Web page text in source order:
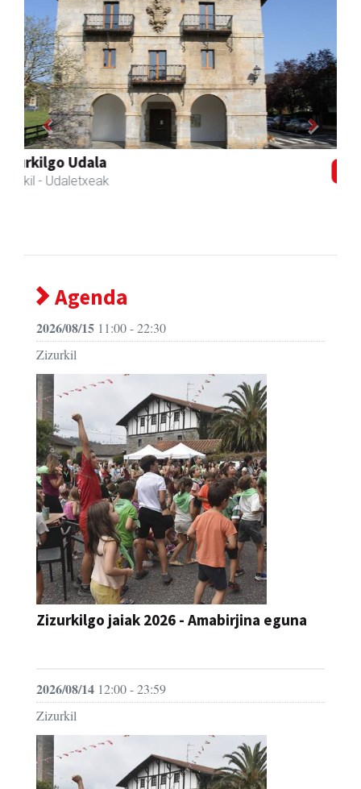
Zubimusu Ikastola
Zizurkil - Hezkuntza
Previous Next
Agenda
2026/08/15 11:00 - 22:30
Zizurkil
Zizurkilgo jaiak 2026 - Amabirjina eguna
2026/08/14 12:00 - 23:59
Zizurkil